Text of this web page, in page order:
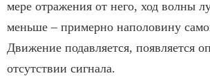
мере отражения от него, ход волны
меньше – примерно наполовину
Движение подавляется, появляется
отсутствии сигнала.